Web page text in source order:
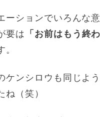
ーションでいろんな
要は 「お前はもう終
ケンシロウも同じよ
（笑）